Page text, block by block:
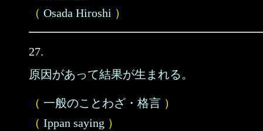
（ Osada Hiroshi ）
27.
原因があって結果が生まれる。
（ 一般のことわざ・格言 ）
（ Ippan saying ）